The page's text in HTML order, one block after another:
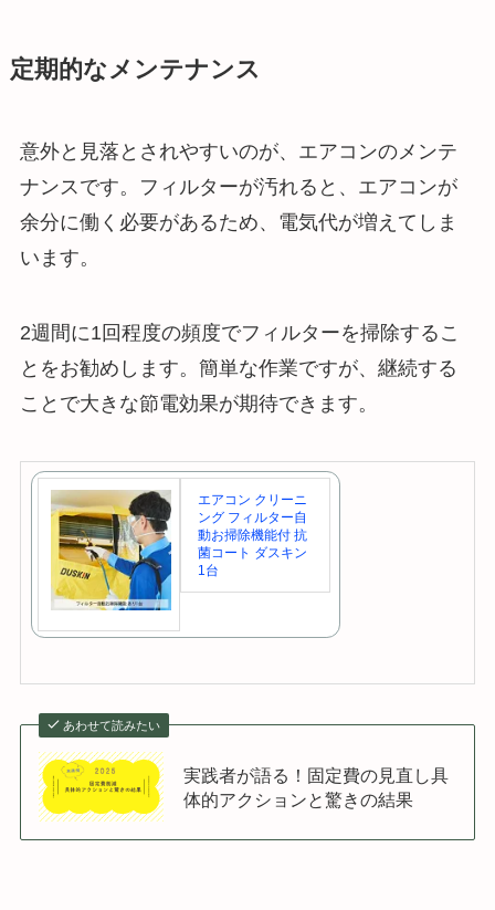
定期的なメンテナンス
意外と見落とされやすいのが、エアコンのメンテ
ナンスです。フィルターが汚れると、エアコンが
余分に働く必要があるため、電気代が増えてしま
います。
2週間に1回程度の頻度でフィルターを掃除するこ
とをお勧めします。簡単な作業ですが、継続する
ことで大きな節電効果が期待できます。
エアコン クリーニ
ング フィルター自
動お掃除機能付 抗
菌コート ダスキン
1台
あわせて読みたい
実践者が語る！固定費の見直し具
体的アクションと驚きの結果